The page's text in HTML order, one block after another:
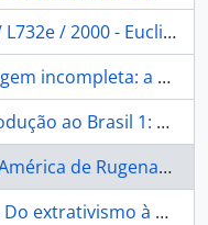
contrastes e confrontos do Brasil.
brasileira 1500-2000 formação: histórias.
1: um banquete no trópico.
obras e documentos.
a história econômica de Mato Grosso 1870 a 1930.